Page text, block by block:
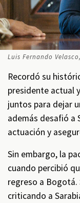
Luis Fernando
Recordó su
presidente actual
juntos para dejar
además desafió a
actuación y
Sin embargo, la
cuando percibió
regreso a
criticando a